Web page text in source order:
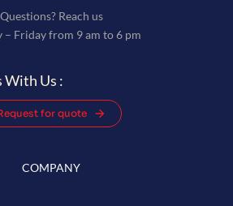
Questions? Reach us
– Friday from 9 am to 6 pm
With Us :
for quote
COMPANY